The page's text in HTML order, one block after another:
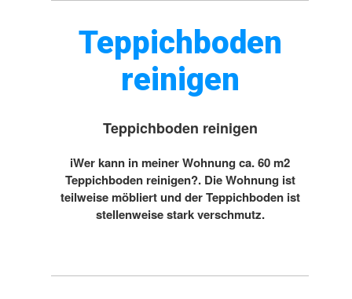
Teppichboden
reinigen
Teppichboden reinigen
iWer kann in meiner Wohnung ca. 60 m2
Teppichboden reinigen?. Die Wohnung ist
teilweise möbliert und der Teppichboden ist
stellenweise stark verschmutz.